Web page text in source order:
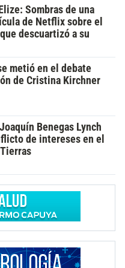
Sombras de una
de Netflix sobre el
descuartizó a su
metió en el debate
de Cristina Kirchner
Benegas Lynch
de intereses en el